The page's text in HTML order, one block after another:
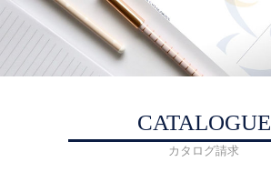
CATALOGUE
カタログ請求